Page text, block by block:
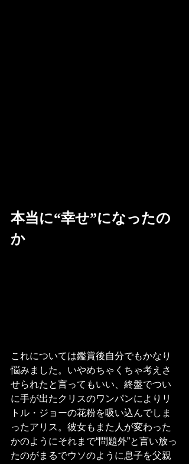
本当に“幸せ”になったの
か
これについては鑑賞後自分でもかなり
悩みました。いやめちゃくちゃ考えさ
せられたと言ってもいい、終盤でつい
に手が出たクリスのワンパンによりリ
トル・ジョーの花粉を吸い込んでしま
ったアリス。彼女もまた人が変わった
かのようにそれまで“問題外”と言い放っ
たのがまるでウソのように息子を父親